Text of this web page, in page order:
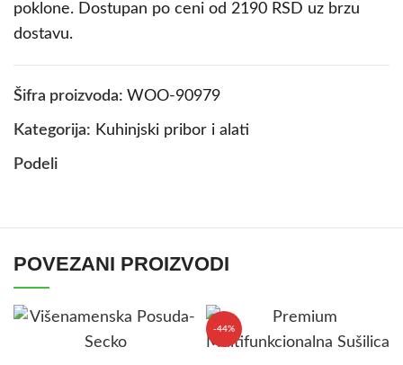
poklone. Dostupan po ceni od 2190 RSD uz brzu
dostavu.
Šifra proizvoda: WOO-90979
Kategorija: Kuhinjski pribor i alati
Podeli
POVEZANI PROIZVODI
-44%